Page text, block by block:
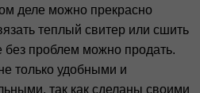
деле можно прекрасно
теплый свитер или сшить
без проблем можно продать.
только удобными и
так как сделаны своими